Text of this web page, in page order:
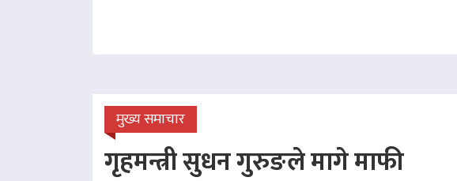
मुख्य समाचार
गृहमन्त्री सुधन गुरुङले मागे माफी